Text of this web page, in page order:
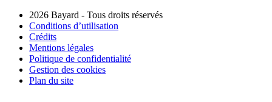
2026 Bayard - Tous droits réservés
Conditions d’utilisation
Crédits
Mentions légales
Politique de confidentialité
Gestion des cookies
Plan du site